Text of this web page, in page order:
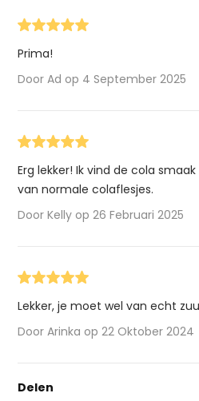
Prima!
Door Ad op 4 September 2025
Erg lekker! Ik vind de cola
van normale colaflesjes.
Door Kelly op 26 Februari 2025
Lekker, je moet wel van echt
Door Arinka op 22 Oktober 2024
Delen